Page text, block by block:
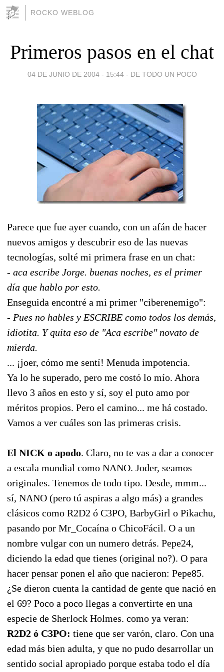
ROCKO WEBLOG
Primeros pasos en el chat
04 DE JUNIO DE 2004 - 15:44 - DE TODO UN POCO
Parece que fue ayer cuando, con un afán de hacer
nuevos amigos y descubrir eso de las nuevas
tecnologías, solté mi primera frase en un chat:
- aca escribe Jorge. buenas noches, es el primer
día que hablo por esto.
Enseguida encontré a mi primer "ciberenemigo":
- Pues no hables y ESCRIBE como todos los demás,
idiotita. Y quita eso de "Aca escribe" novato de
mierda.
... ¡joer, cómo me sentí! Menuda impotencia.
Ya lo he superado, pero me costó lo mío. Ahora
llevo 3 años en esto y sí, soy el puto amo por
méritos propios. Pero el camino... me há costado.
Vamos a ver cuáles son las primeras crisis.
El NICK o apodo. Claro, no te vas a dar a conocer
a escala mundial como NANO. Joder, seamos
originales. Tenemos de todo tipo. Desde, mmm...
sí, NANO (pero tú aspiras a algo más) a grandes
clásicos como R2D2 ó C3PO, BarbyGirl o Pikachu,
pasando por Mr_Cocaína o ChicoFácil. O a un
nombre vulgar con un numero detrás. Pepe24,
diciendo la edad que tienes (original no?). O para
hacer pensar ponen el año que nacieron: Pepe85.
¿Se dieron cuenta la cantidad de gente que nació en
el 69? Poco a poco llegas a convertirte en una
especie de Sherlock Holmes. como ya veran:
R2D2 ó C3PO: tiene que ser varón, claro. Con una
edad más bien adulta, y que no pudo desarrollar un
sentido social apropiado porque estaba todo el día